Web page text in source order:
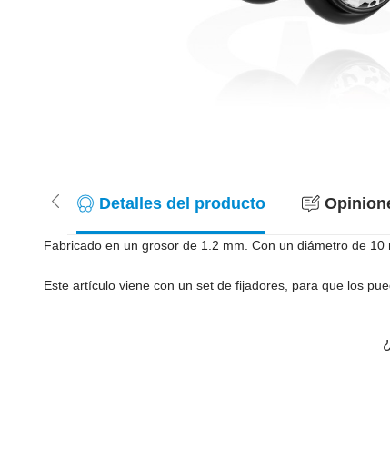
Detalles del producto
Fabricado en un grosor de 1.2 mm. Con un diámetro de
Este artículo viene con un set de fijadores, para que los